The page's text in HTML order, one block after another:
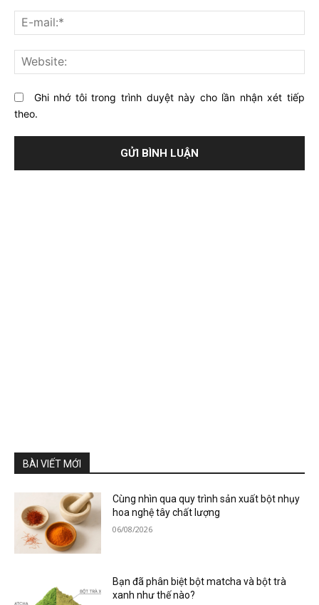
về
bài
viết
này?
Ghi nhớ tôi trong trình duyệt này cho lần nhận xét tiếp
theo.
BÀI VIẾT MỚI
Cùng nhìn qua quy trình sản xuất bột nhụy
hoa nghệ tây chất lượng
06/08/2026
Bạn đã phân biệt bột matcha và bột trà
xanh như thế nào?